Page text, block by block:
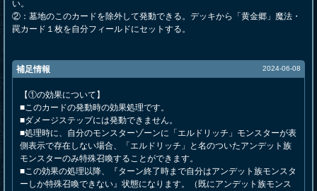
い。
②：墓地のこのカードを除外して発動できる。デッキから「黄金郷」魔法・
罠カード１枚を自分フィールドにセットする。
補足情報 2024-06-08
【①の効果について】
■このカードの発動時の効果処理です。
■ダメージステップには発動できません。
■処理時に、自分のモンスターゾーンに「エルドリッチ」モンスターが表
側表示で存在しない場合、「エルドリッチ」と名のついたアンデット族
モンスターのみ特殊召喚することができます。
■この効果の処理以降、『ターン終了時まで自分はアンデット族モンスタ
ーしか特殊召喚できない』状態になります。（既にアンデット族モンス